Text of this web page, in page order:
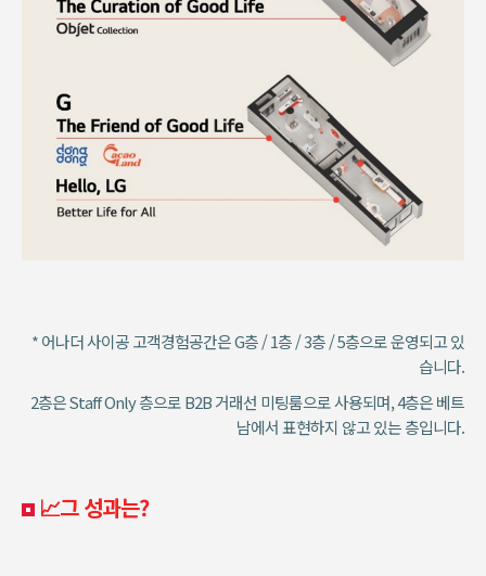
* 어나더 사이공 고객경험공간은 G층 / 1층 / 3층 / 5층으로 운영되고 있
습니다.
2층은 Staff Only 층으로 B2B 거래선 미팅룸으로 사용되며, 4층은 베트
남에서 표현하지 않고 있는 층입니다.
📈그 성과는?